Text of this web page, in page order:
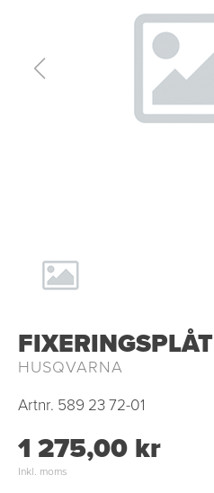
FIXERINGSPLÅT
HUSQVARNA
Artnr. 589 23 72-01
1 275,00 kr
Inkl. moms